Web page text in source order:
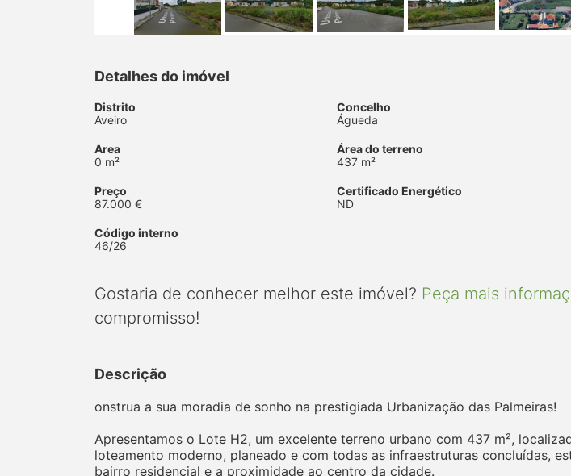
Detalhes do imóvel
Distrito
Aveiro
Concelho
Águeda
Area
0 m²
Área do terreno
437 m²
Preço
87.000 €
Certificado Energético
ND
Código interno
46/26
Gostaria de conhecer melhor este imóvel? Peça mais
compromisso!
Descrição
onstrua a sua moradia de sonho na prestigiada Urbanização das Palmeiras!
Apresentamos o Lote H2, um excelente terreno urbano com 437 m²,
loteamento moderno, planeado e com todas as infraestruturas concluídas,
bairro residencial e a proximidade ao centro da cidade.